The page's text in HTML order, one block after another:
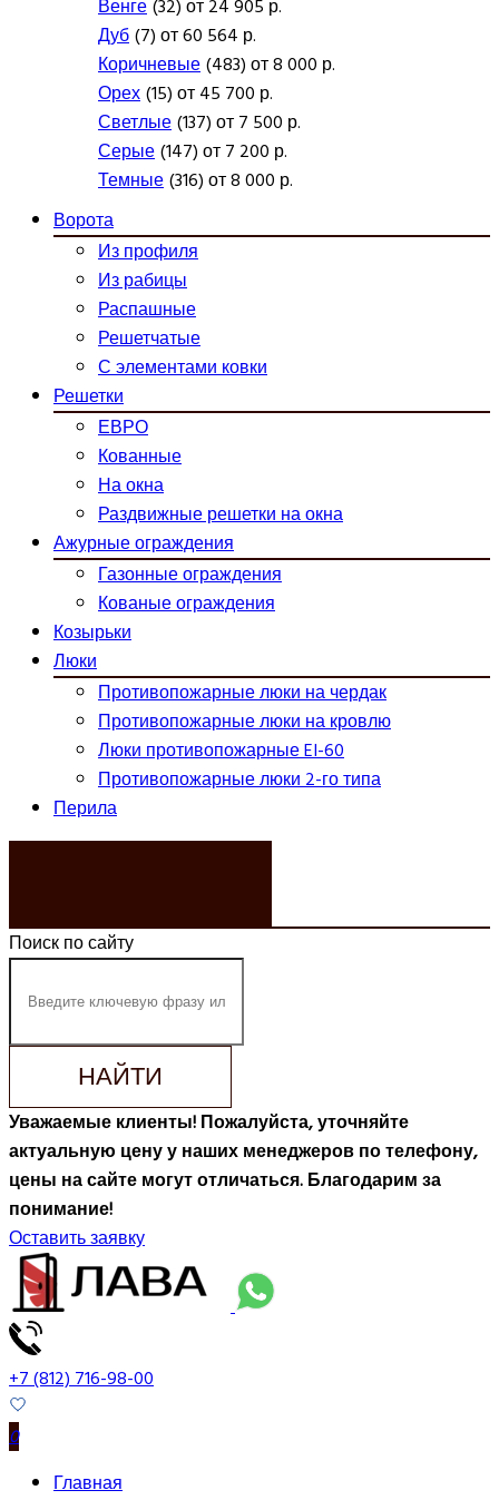
Венге(32) от 24 905 р.
Дуб(7) от 60 564 р.
Коричневые(483) от 8 000 р.
Орех(15) от 45 700 р.
Светлые(137) от 7 500 р.
Серые(147) от 7 200 р.
Темные(316) от 8 000 р.
Ворота
Из профиля
Из рабицы
Распашные
Решетчатые
С элементами ковки
Решетки
ЕВРО
Кованные
На окна
Раздвижные решетки на окна
Ажурные ограждения
Газонные ограждения
Кованые ограждения
Козырьки
Люки
Противопожарные люки на чердак
Противопожарные люки на кровлю
Люки противопожарные EI-60
Противопожарные люки 2-го типа
Перила
Поиск по сайту
НАЙТИ
Уважаемые клиенты! Пожалуйста, уточняйте
актуальную цену у наших менеджеров по телефону,
цены на сайте могут отличаться. Благодарим за
понимание!
Оставить заявку
+7 (812) 716-98-00
0
Главная